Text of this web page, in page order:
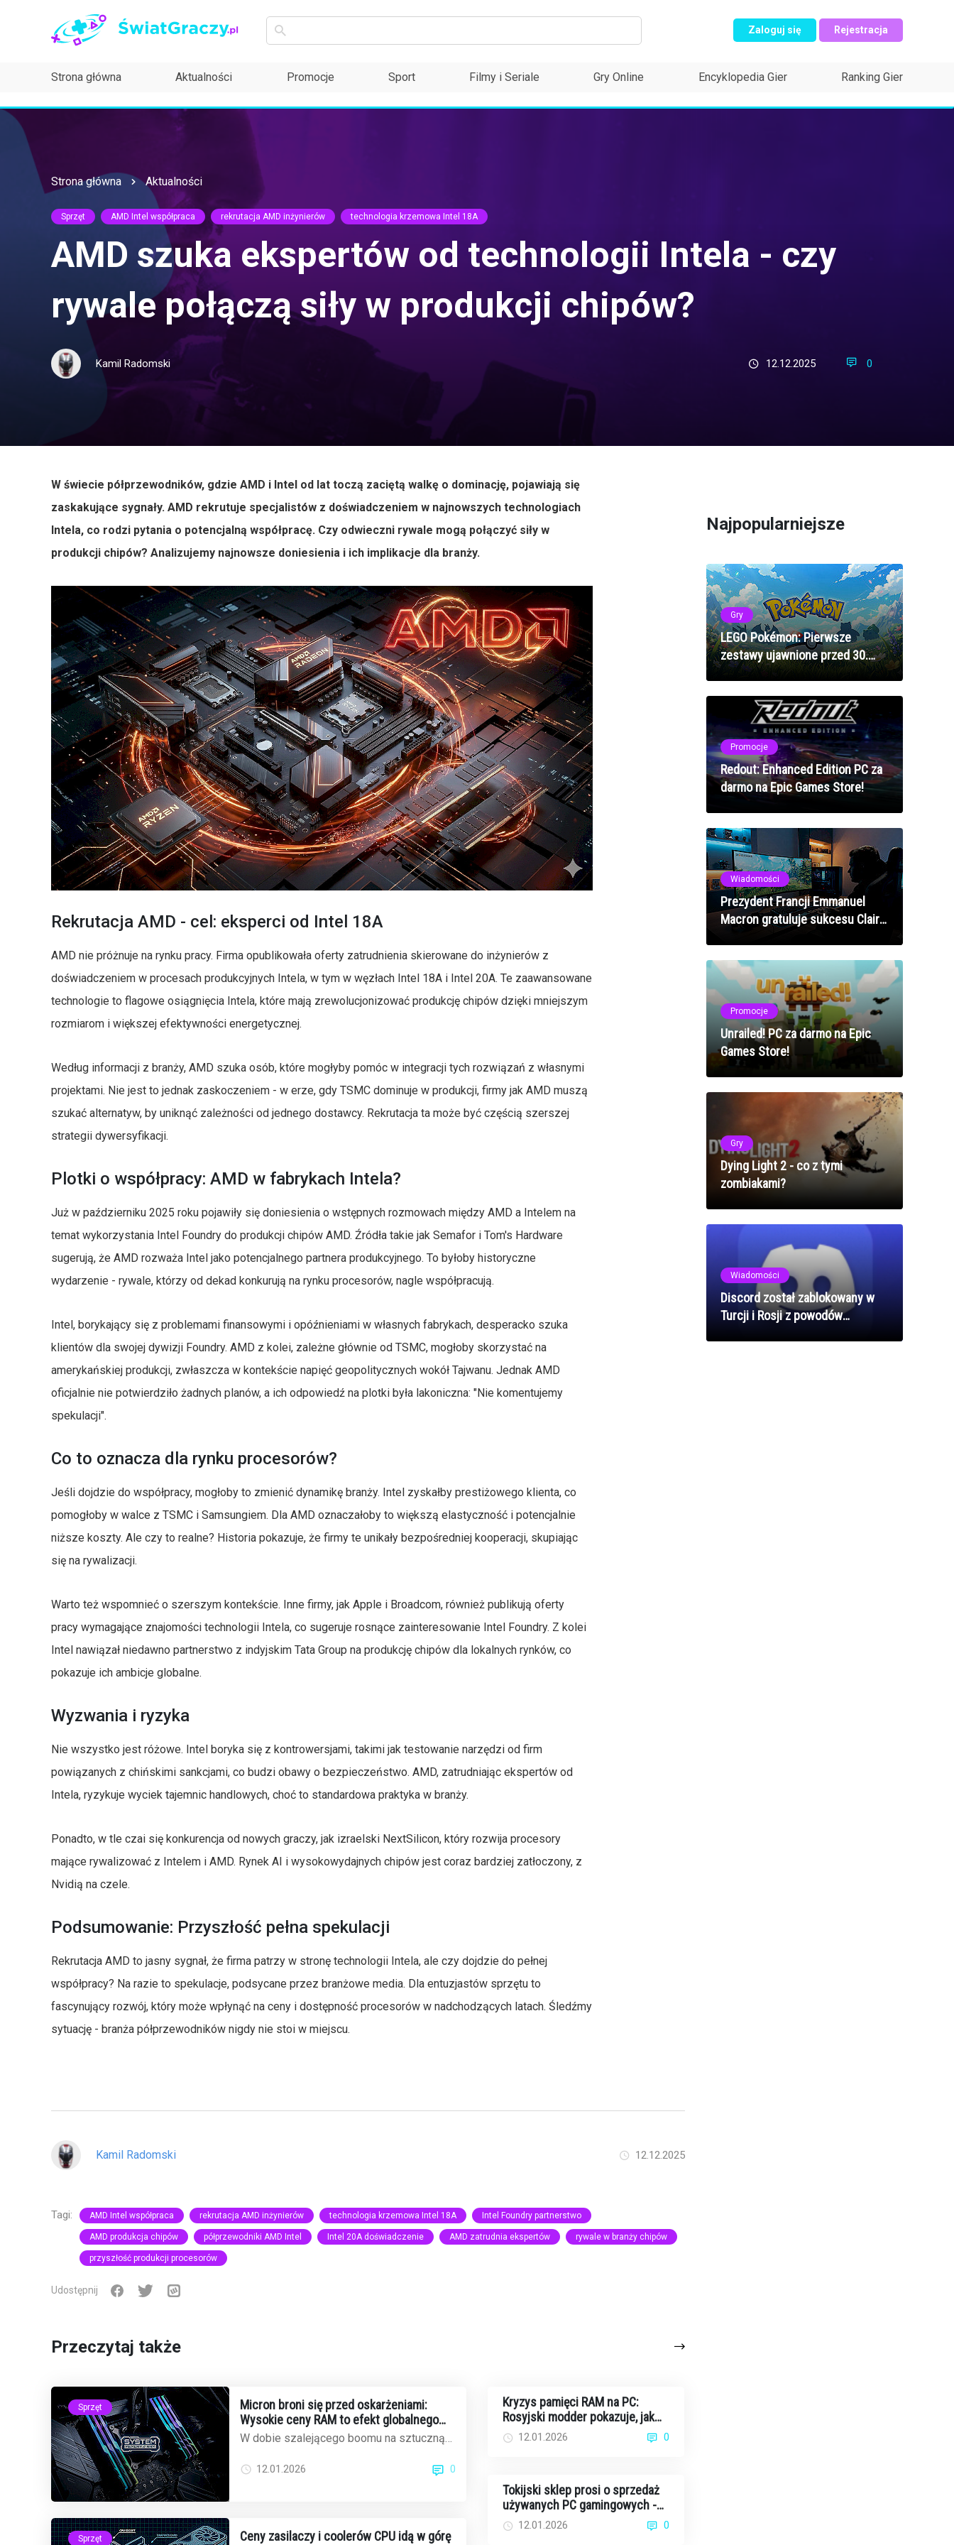
Zaloguj się Rejestracja
Strona główna Aktualności Promocje Sport Filmy i Seriale Gry Online Encyklopedia Gier Ranking Gier
Strona główna Aktualności
Sprzęt AMD Intel współpraca rekrutacja AMD inżynierów technologia krzemowa Intel 18A
AMD szuka ekspertów od technologii Intela - czy
rywale połączą siły w produkcji chipów?
Kamil Radomski 12.12.2025 0
W świecie półprzewodników, gdzie AMD i Intel od lat toczą zaciętą walkę o dominację, pojawiają się
zaskakujące sygnały. AMD rekrutuje specjalistów z doświadczeniem w najnowszych technologiach
Intela, co rodzi pytania o potencjalną współpracę. Czy odwieczni rywale mogą połączyć siły w
produkcji chipów? Analizujemy najnowsze doniesienia i ich implikacje dla branży.
Rekrutacja AMD - cel: eksperci od Intel 18A
AMD nie próżnuje na rynku pracy. Firma opublikowała oferty zatrudnienia skierowane do inżynierów z
doświadczeniem w procesach produkcyjnych Intela, w tym w węzłach Intel 18A i Intel 20A. Te zaawansowane
technologie to flagowe osiągnięcia Intela, które mają zrewolucjonizować produkcję chipów dzięki mniejszym
rozmiarom i większej efektywności energetycznej.
Według informacji z branży, AMD szuka osób, które mogłyby pomóc w integracji tych rozwiązań z własnymi
projektami. Nie jest to jednak zaskoczeniem - w erze, gdy TSMC dominuje w produkcji, firmy jak AMD muszą
szukać alternatyw, by uniknąć zależności od jednego dostawcy. Rekrutacja ta może być częścią szerszej
strategii dywersyfikacji.
Plotki o współpracy: AMD w fabrykach Intela?
Już w październiku 2025 roku pojawiły się doniesienia o wstępnych rozmowach między AMD a Intelem na
temat wykorzystania Intel Foundry do produkcji chipów AMD. Źródła takie jak Semafor i Tom's Hardware
sugerują, że AMD rozważa Intel jako potencjalnego partnera produkcyjnego. To byłoby historyczne
wydarzenie - rywale, którzy od dekad konkurują na rynku procesorów, nagle współpracują.
Intel, borykający się z problemami finansowymi i opóźnieniami w własnych fabrykach, desperacko szuka
klientów dla swojej dywizji Foundry. AMD z kolei, zależne głównie od TSMC, mogłoby skorzystać na
amerykańskiej produkcji, zwłaszcza w kontekście napięć geopolitycznych wokół Tajwanu. Jednak AMD
oficjalnie nie potwierdziło żadnych planów, a ich odpowiedź na plotki była lakoniczna: "Nie komentujemy
spekulacji".
Co to oznacza dla rynku procesorów?
Jeśli dojdzie do współpracy, mogłoby to zmienić dynamikę branży. Intel zyskałby prestiżowego klienta, co
pomogłoby w walce z TSMC i Samsungiem. Dla AMD oznaczałoby to większą elastyczność i potencjalnie
niższe koszty. Ale czy to realne? Historia pokazuje, że firmy te unikały bezpośredniej kooperacji, skupiając
się na rywalizacji.
Warto też wspomnieć o szerszym kontekście. Inne firmy, jak Apple i Broadcom, również publikują oferty
pracy wymagające znajomości technologii Intela, co sugeruje rosnące zainteresowanie Intel Foundry. Z kolei
Intel nawiązał niedawno partnerstwo z indyjskim Tata Group na produkcję chipów dla lokalnych rynków, co
pokazuje ich ambicje globalne.
Wyzwania i ryzyka
Nie wszystko jest różowe. Intel boryka się z kontrowersjami, takimi jak testowanie narzędzi od firm
powiązanych z chińskimi sankcjami, co budzi obawy o bezpieczeństwo. AMD, zatrudniając ekspertów od
Intela, ryzykuje wyciek tajemnic handlowych, choć to standardowa praktyka w branży.
Ponadto, w tle czai się konkurencja od nowych graczy, jak izraelski NextSilicon, który rozwija procesory
mające rywalizować z Intelem i AMD. Rynek AI i wysokowydajnych chipów jest coraz bardziej zatłoczony, z
Nvidią na czele.
Podsumowanie: Przyszłość pełna spekulacji
Rekrutacja AMD to jasny sygnał, że firma patrzy w stronę technologii Intela, ale czy dojdzie do pełnej
współpracy? Na razie to spekulacje, podsycane przez branżowe media. Dla entuzjastów sprzętu to
fascynujący rozwój, który może wpłynąć na ceny i dostępność procesorów w nadchodzących latach. Śledźmy
sytuację - branża półprzewodników nigdy nie stoi w miejscu.
Kamil Radomski 12.12.2025
Tagi: AMD Intel współpraca rekrutacja AMD inżynierów technologia krzemowa Intel 18A Intel Foundry partnerstwo
AMD produkcja chipów półprzewodniki AMD Intel Intel 20A doświadczenie AMD zatrudnia ekspertów rywale w branży chipów
przyszłość produkcji procesorów
Udostępnij
Przeczytaj także
Sprzęt
Micron broni się przed oskarżeniami:
Wysokie ceny RAM to efekt globalnego
niedoboru
W dobie szalejącego boomu na sztuczną
rekordowe poziom...
12.01.2026 0
Sprzęt
Ceny zasilaczy i coolerów CPU idą w górę
Kryzys pamięci RAM na PC:
Rosyjski modder pokazuje, jak
zrobić własną DDR5 DIY
12.01.2026 0
Tokijski sklep prosi o sprzedaż
używanych PC gamingowych -
oferują atrakcyjne ceny
12.01.2026 0
Najpopularniejsze
Gry
LEGO Pokémon: Pierwsze
zestawy ujawnione przed 30.
rocznicą, ale ceny robią
Promocje
Redout: Enhanced Edition PC za
darmo na Epic Games Store!
Wiadomości
Prezydent Francji Emmanuel
Macron gratuluje sukcesu Clair
Promocje
Unrailed! PC za darmo na Epic
Games Store!
Gry
Dying Light 2 - co z tymi
zombiakami?
Wiadomości
Discord został zablokowany w
Turcji i Rosji z powodów